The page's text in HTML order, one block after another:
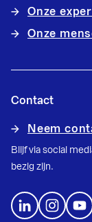
Onze
Onze
Contact
Neem
Blijf via social
bezig zijn.